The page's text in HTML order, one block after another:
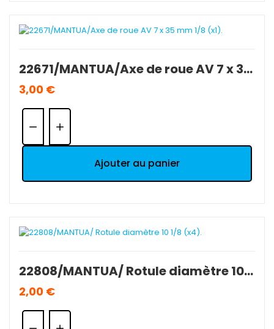
22671/MANTUA/Axe de roue AV 7 x 35 mm 1/8 (x1).
3,00 €
Quantité:
Ajouter au panier
22808/MANTUA/ Rotule diamètre 10 1/8 (x4).
2,00 €
Quantité: